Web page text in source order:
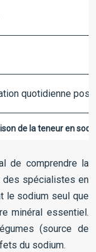
de la teneur en
quotidienne
de comprendre la
des spécialistes en
le sodium seul que
minéral essentiel.
(source de
du sodium.